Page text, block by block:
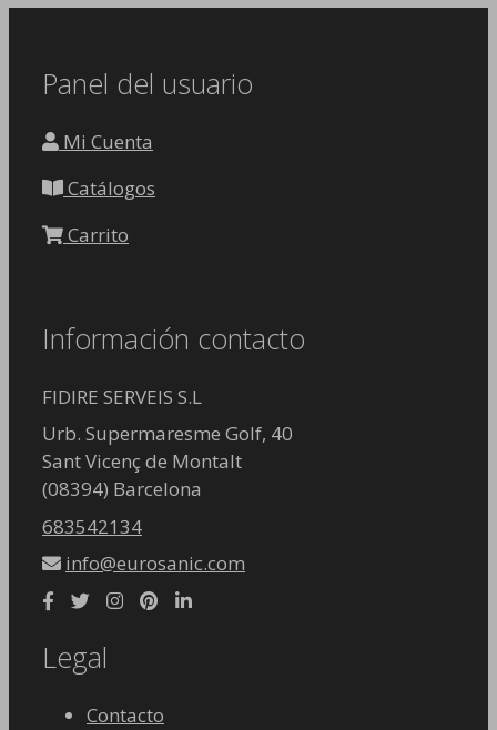
Panel del usuario
Mi Cuenta
Catálogos
Carrito
Información contacto
FIDIRE SERVEIS S.L
Urb. Supermaresme Golf, 40
Sant Vicenç de Montalt
(08394) Barcelona
683542134
info@eurosanic.com
Legal
Contacto